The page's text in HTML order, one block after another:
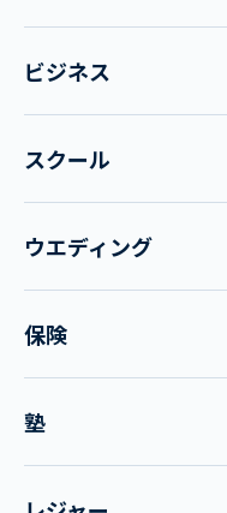
ビジネス
スクール
ウエディング
保険
塾